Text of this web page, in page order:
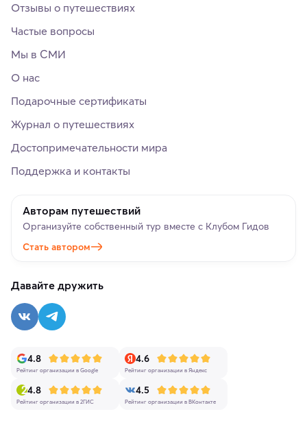
Отзывы о путешествиях
Частые вопросы
Мы в СМИ
О нас
Подарочные сертификаты
Журнал о путешествиях
Достопримечательности мира
Поддержка и контакты
Авторам путешествий
Организуйте собственный тур вместе с Клубом Гидов
Стать автором
Давайте дружить
4.8
Рейтинг организации в Google
4.6
Рейтинг организации в Яндекс
4.8
Рейтинг организации в 2ГИС
4.5
Рейтинг организации в ВКонтакте